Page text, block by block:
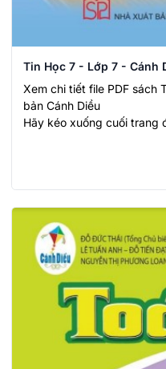
Tin Học 7 - Lớp 7 - Cánh
Xem chi tiết file PDF sách
bản Cánh Diều
Hãy kéo xuống cuối trang